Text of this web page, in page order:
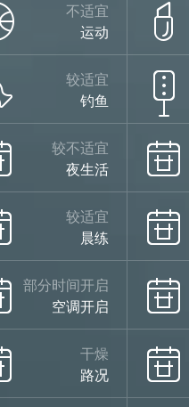
不适宜
运动
较适宜
钓鱼
较不适宜
夜生活
较适宜
晨练
部分时间开启
空调开启
干燥
路况